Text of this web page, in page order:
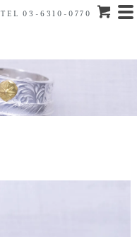
TEL 03-6310-0770